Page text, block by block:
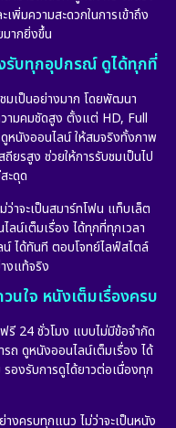
พิ่มความสะดวกในการเข้าถึง
ากยิ่งขึ้น
รับทุกอุปกรณ์ ดูได้ทุกที่
มเป็นอย่างมาก โดยพัฒนา
ามคมชัดสูง ตั้งแต่ HD, Full
หนังออนไลน์ ให้สมจริงทั้งภาพ
ยรสูง ช่วยให้การรับชมเป็นไป
ะดุด
าจะเป็นสมาร์ทโฟน แท็บเล็ต
ลน์เต็มเรื่อง ได้ทุกที่ทุกเวลา
ได้ทันที ตอบโจทย์ไลฟ์สไตล์
งแท้จริง
นใจ หนังเต็มเรื่องครบ
24 ชั่วโมง แบบไม่มีข้อจำกัด
ถ ดูหนังออนไลน์เต็มเรื่อง ได้
องรับการดูได้ยาวต่อเนื่องทุก
งครบทุกแนว ไม่ว่าจะเป็นหนัง